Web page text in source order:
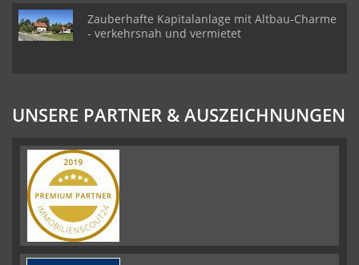
Zauberhafte Kapitalanlage mit Altbau-Charme
- verkehrsnah und vermietet
UNSERE PARTNER & AUSZEICHNUNGEN